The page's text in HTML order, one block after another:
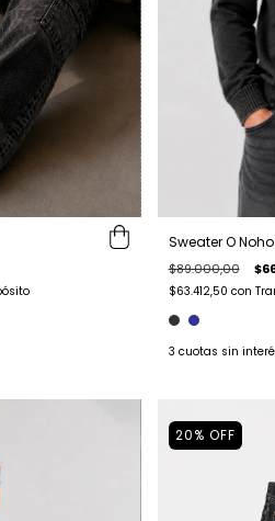
Sweater O Noho
$89.000,00
$63.412,50 con
3 cuotas sin
20% OFF